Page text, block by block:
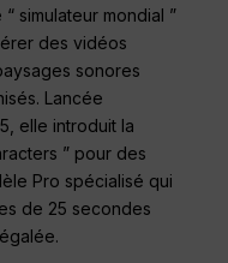
simulateur mondial ”
des vidéos
sonores
Lancée
elle introduit la
” pour des
Pro spécialisé qui
de 25 secondes